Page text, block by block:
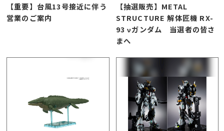
【重要】台風13号接近に伴う
営業のご案内
【抽選販売】METAL
STRUCTURE 解体匠機 RX-
93 νガンダム 当選者の皆さ
まへ